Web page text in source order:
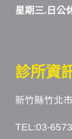
星期三.日公
診所資
新竹縣竹北
TEL:03-